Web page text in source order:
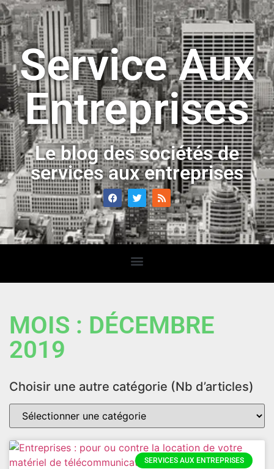
Service Aux
Entreprises
Le blog des sociétés de
services aux entreprises
MOIS : DÉCEMBRE
2019
Choisir une autre catégorie (Nb d’articles)
SERVICES AUX ENTREPRISES